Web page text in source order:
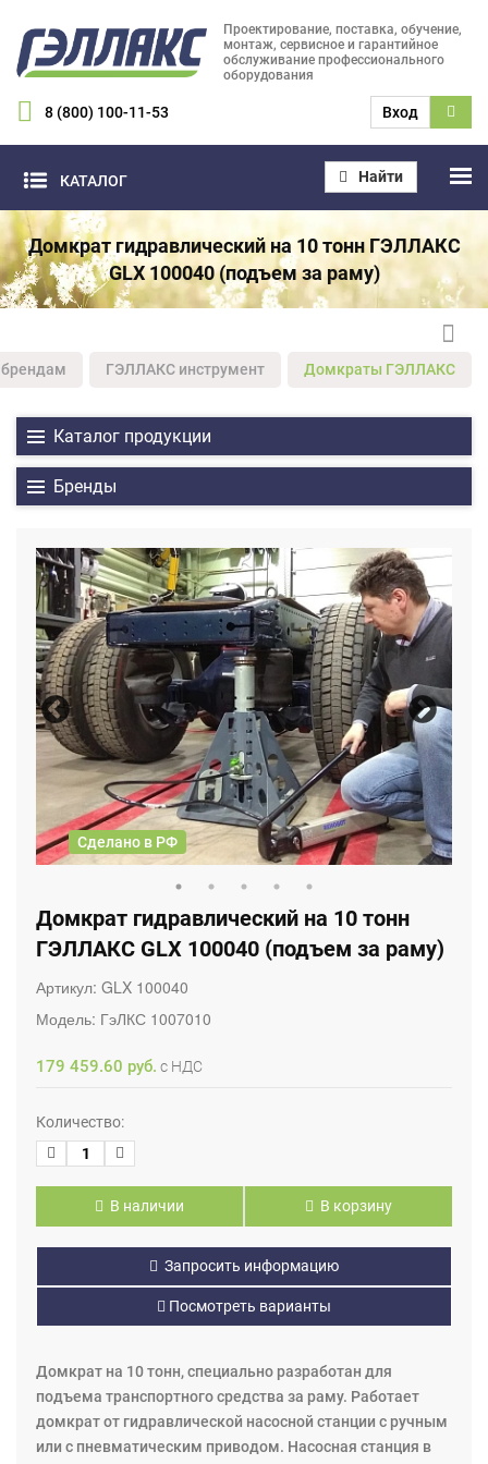
Проектирование, поставка, обучение,
монтаж, сервисное и гарантийное
обслуживание профессионального
оборудования
8 (800) 100-11-53 Вход
КАТАЛОГ Найти
Домкрат гидравлический на 10 тонн ГЭЛЛАКС
GLX 100040 (подъем за раму)
ГЭЛЛАКС инструмент Домкраты ГЭЛЛАКС
Каталог продукции
Бренды
Сделано в РФ
Домкрат гидравлический на 10 тонн
ГЭЛЛАКС GLX 100040 (подъем за раму)
Артикул: GLX 100040
Модель: ГэЛКС 1007010
179 459.60 руб. с НДС
Количество:
В наличии В корзину
Запросить информацию
Посмотреть варианты
Домкрат на 10 тонн, специально разработан для
подъема транспортного средства за раму. Работает
домкрат от гидравлической насосной станции с ручным
или с пневматическим приводом. Насосная станция в